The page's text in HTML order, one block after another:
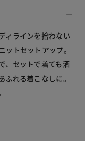
ィラインを拾わない
トセットアップ。
、セットで着ても洒
れる着こなしに。